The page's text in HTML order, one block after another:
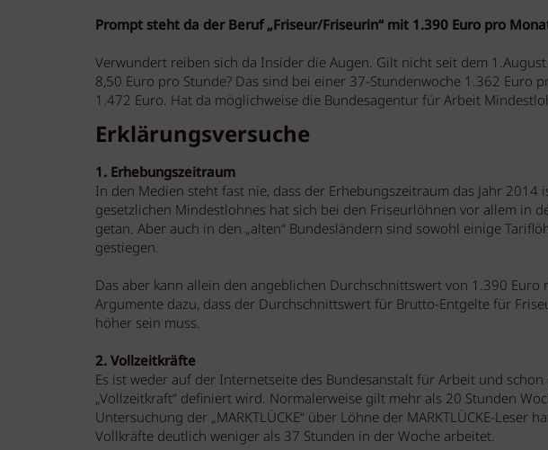
Prompt steht da der Beruf „Friseur/Friseurin“ mit 1.390 Euro pro
Verwundert reiben sich da Insider die Augen. Gilt nicht seit dem
8,50 Euro pro Stunde? Das sind bei einer 37-Stundenwoche 1.362 Euro
1.472 Euro. Hat da möglichweise die Bundesagentur für Arbeit
Erklärungsversuche
1. Erhebungszeitraum
In den Medien steht fast nie, dass der Erhebungszeitraum das Jahr 2014
gesetzlichen Mindestlohnes hat sich bei den Friseurlöhnen vor allem in
getan. Aber auch in den „alten“ Bundesländern sind sowohl einige
gestiegen.
Das aber kann allein den angeblichen Durchschnittswert von 1.390
Argumente dazu, dass der Durchschnittswert für Brutto-Entgelte für
höher sein muss.
2. Vollzeitkräfte
Es ist weder auf der Internetseite des Bundesanstalt für Arbeit und
„Vollzeitkraft“ definiert wird. Normalerweise gilt mehr als 20 Stunden
Untersuchung der „MARKTLÜCKE“ über Löhne der MARKTLÜCKE-
Vollkräfte deutlich weniger als 37 Stunden in der Woche arbeitet.